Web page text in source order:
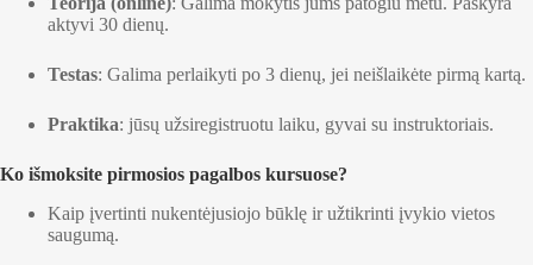
aktyvi 30 dienų.
Testas: Galima perlaikyti po 3 dienų, jei neišlaikėte pirmą kartą.
Praktika: jūsų užsiregistruotu laiku, gyvai su instruktoriais.
Ko išmoksite pirmosios pagalbos kursuose?
Kaip įvertinti nukentėjusiojo būklę ir užtikrinti įvykio vietos
saugumą.